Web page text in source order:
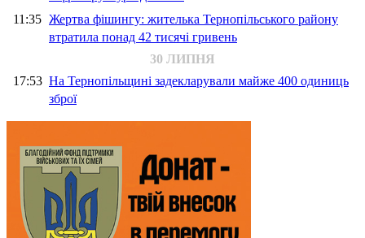
11:35 Жертва фішингу: жителька Тернопільського району
втратила понад 42 тисячі гривень
30 ЛИПНЯ
17:53 На Тернопільщині задекларували майже 400 одиниць
зброї